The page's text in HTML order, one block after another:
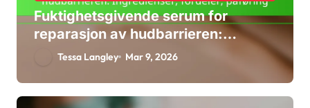
Fuktighetsgivende serum for
reparasjon av hudbarrieren:
Ingredienser, fordeler, påføring
Tessa Langley Mar 9, 2026